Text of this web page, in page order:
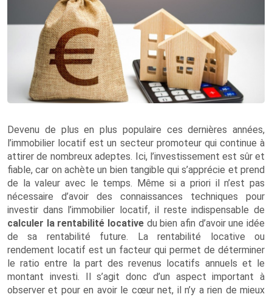
Devenu de plus en plus populaire ces dernières années,
l’immobilier locatif est un secteur promoteur qui continue à
attirer de nombreux adeptes. Ici, l’investissement est sûr et
fiable, car on achète un bien tangible qui s’apprécie et prend
de la valeur avec le temps. Même si a priori il n’est pas
nécessaire d’avoir des connaissances techniques pour
investir dans l’immobilier locatif, il reste indispensable de
calculer la rentabilité locative du bien afin d’avoir une idée
de sa rentabilité future. La rentabilité locative ou
rendement locatif est un facteur qui permet de déterminer
le ratio entre la part des revenus locatifs annuels et le
montant investi. Il s’agit donc d’un aspect important à
observer et pour en avoir le cœur net, il n’y a rien de mieux